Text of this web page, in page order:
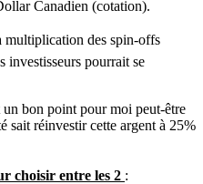
Canadien (cotation).
multiplication des spin-offs
investisseurs pourrait se
un bon point pour moi peut-être
sait réinvestir cette argent à 25%
choisir entre les 2 :